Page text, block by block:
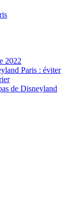
2022
Paris : éviter
de Disneyland